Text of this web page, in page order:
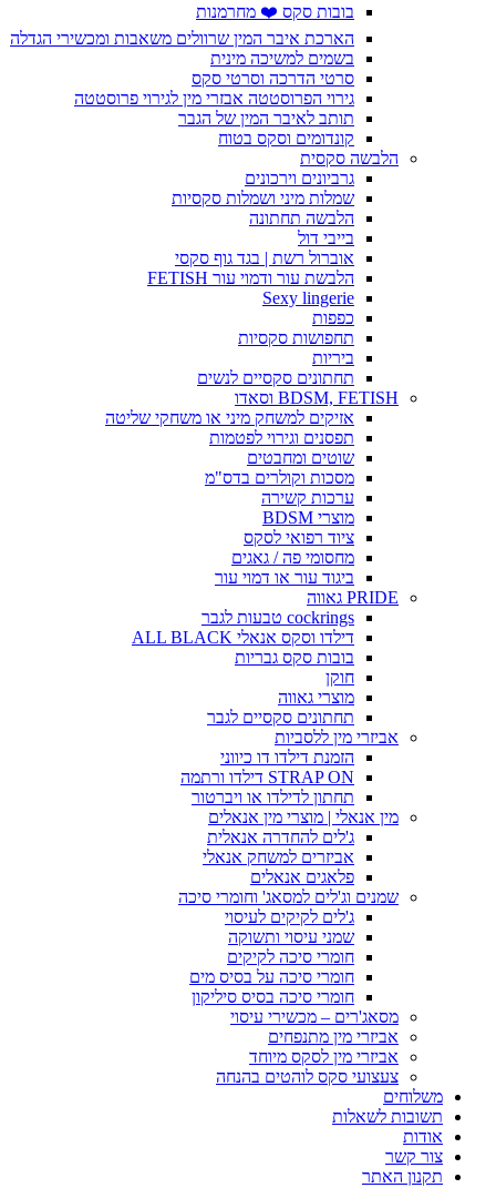
בובות סקס ❤️ מחרמנות
הארכת איבר המין שרוולים משאבות ומכשירי הגדלה
בשמים למשיכה מינית
סרטי הדרכה וסרטי סקס
גירוי הפרוסטטה אבזרי מין לגירוי פרוסטטה
תותב לאיבר המין של הגבר
קונדומים וסקס בטוח
הלבשה סקסית
גרביונים וירכונים
שמלות מיני ושמלות סקסיות
הלבשה תחתונה
בייבי דול
אוברול רשת | בגד גוף סקסי
הלבשת עור ודמוי עור FETISH
Sexy lingerie
כפפות
תחפושות סקסיות
ביריות
תחתונים סקסיים לנשים
BDSM, FETISH וסאדו
אזיקים למשחק מיני או משחקי שליטה
תפסנים וגירוי לפטמות
שוטים ומחבטים
מסכות וקולרים בדס"מ
ערכות קשירה
מוצרי BDSM
ציוד רפואי לסקס
מחסומי פה / גאגים
ביגוד עור או דמוי עור
PRIDE גאווה
cockrings טבעות לגבר
דילדו וסקס אנאלי ALL BLACK
בובות סקס גבריות
חוקן
מוצרי גאווה
תחתונים סקסיים לגבר
אביזרי מין ללסביות
הזמנת דילדו דו כיווני
STRAP ON דילדו ורתמה
תחתון לדילדו או ויברטור
מין אנאלי | מוצרי מין אנאלים
ג'לים להחדרה אנאלית
אביזרים למשחק אנאלי
פלאגים אנאלים
שמנים וג'לים למסאג' וחומרי סיכה
ג'לים לקיקים לעיסוי
שמני עיסוי ותשוקה
חומרי סיכה לקיקים
חומרי סיכה על בסיס מים
חומרי סיכה בסיס סיליקון
מסאג'רים – מכשירי עיסוי
אביזרי מין מתנפחים
אביזרי מין לסקס מיוחד
צעצועי סקס לוהטים בהנחה
משלוחים
תשובות לשאלות
אודות
צור קשר
תקנון האתר